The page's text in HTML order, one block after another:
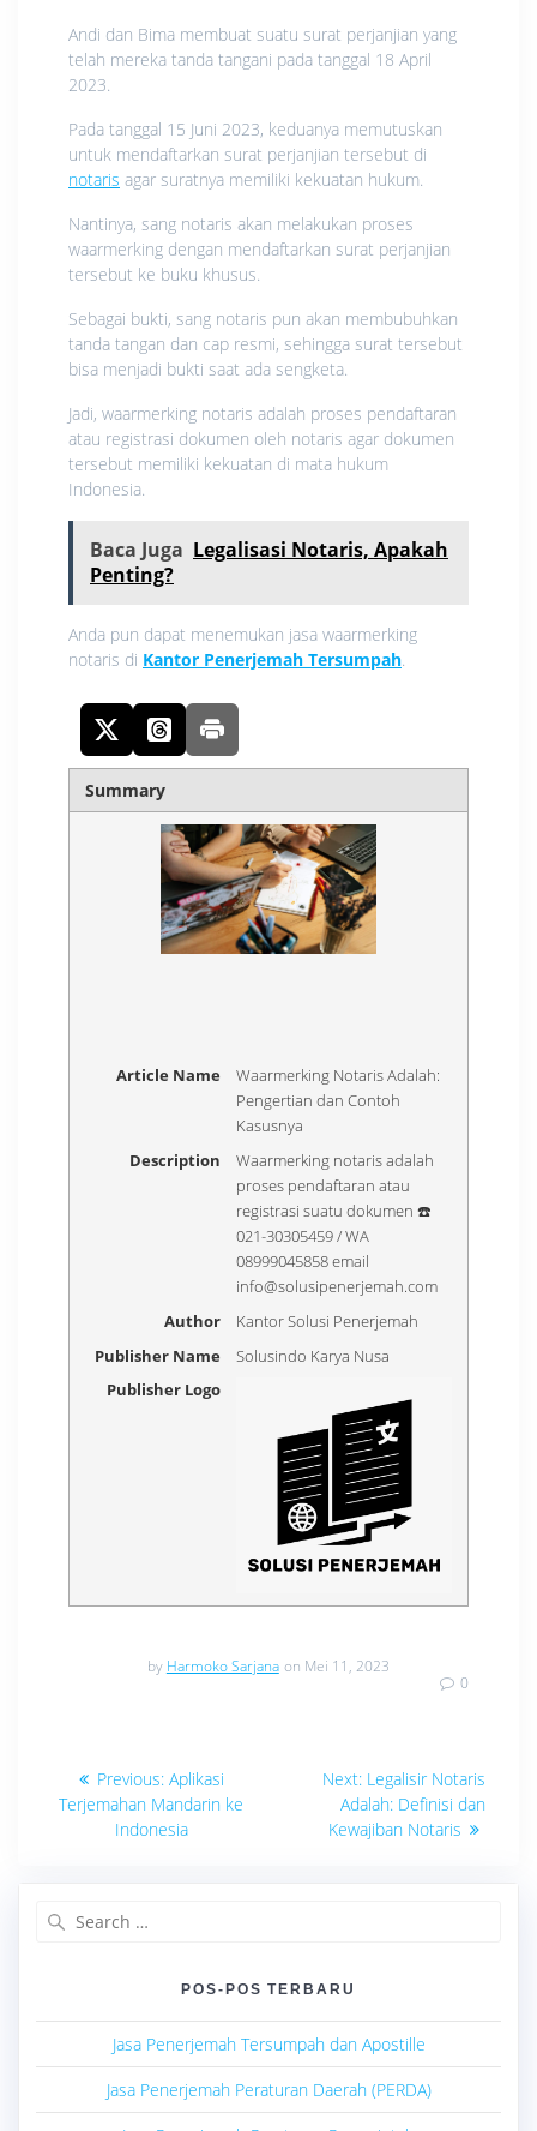
Andi dan Bima membuat suatu surat perjanjian yang
telah mereka tanda tangani pada tanggal 18 April
2023.
Pada tanggal 15 Juni 2023, keduanya memutuskan
untuk mendaftarkan surat perjanjian tersebut di
notaris agar suratnya memiliki kekuatan hukum.
Nantinya, sang notaris akan melakukan proses
waarmerking dengan mendaftarkan surat perjanjian
tersebut ke buku khusus.
Sebagai bukti, sang notaris pun akan membubuhkan
tanda tangan dan cap resmi, sehingga surat tersebut
bisa menjadi bukti saat ada sengketa.
Jadi, waarmerking notaris adalah proses pendaftaran
atau registrasi dokumen oleh notaris agar dokumen
tersebut memiliki kekuatan di mata hukum
Indonesia.
Baca Juga Legalisasi Notaris, Apakah
Penting?
Anda pun dapat menemukan jasa waarmerking
notaris di Kantor Penerjemah Tersumpah.
Summary
Article Name
Waarmerking Notaris Adalah:
Pengertian dan Contoh
Kasusnya
Description
Waarmerking notaris adalah
proses pendaftaran atau
registrasi suatu dokumen ☎️
021-30305459 / WA
08999045858 email
info@solusipenerjemah.com
Author
Kantor Solusi Penerjemah
Publisher Name
Solusindo Karya Nusa
Publisher Logo
by Harmoko Sarjana on Mei 11, 2023
0
Navigasi
pos
Previous: Previous
post:
Aplikasi
Terjemahan Mandarin ke
Indonesia
Next: Next
post:
Legalisir Notaris
Adalah: Definisi dan
Kewajiban Notaris
POS-POS TERBARU
Jasa Penerjemah Tersumpah dan Apostille
Jasa Penerjemah Peraturan Daerah (PERDA)